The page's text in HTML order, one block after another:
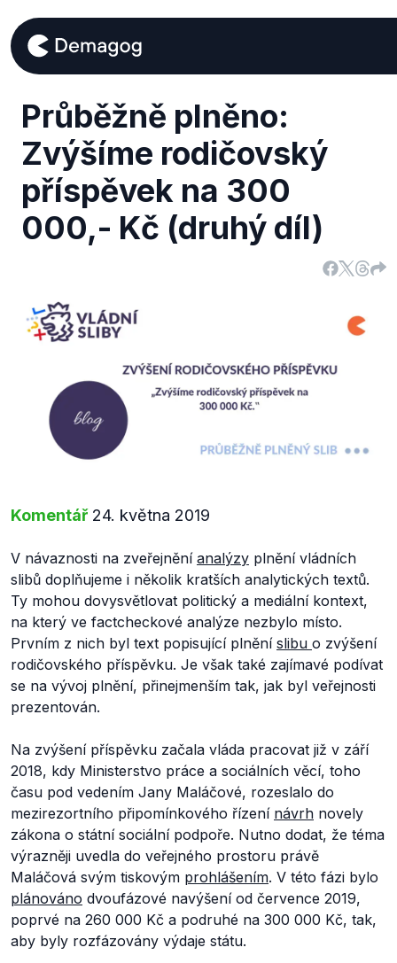
Průběžně plněno:
Zvýšíme rodičovský
příspěvek na 300
000,- Kč (druhý díl)
Komentář 24. května 2019
V návaznosti na zveřejnění analýzy plnění vládních
slibů doplňujeme i několik kratších analytických textů.
Ty mohou dovysvětlovat politický a mediální kontext,
na který ve factcheckové analýze nezbylo místo.
Prvním z nich byl text popisující plnění slibu o zvýšení
rodičovského příspěvku. Je však také zajímavé podívat
se na vývoj plnění, přinejmenším tak, jak byl veřejnosti
prezentován.
Na zvýšení příspěvku začala vláda pracovat již v září
2018, kdy Ministerstvo práce a sociálních věcí, toho
času pod vedením Jany Maláčové, rozeslalo do
mezirezortního připomínkového řízení návrh novely
zákona o státní sociální podpoře. Nutno dodat, že téma
výrazněji uvedla do veřejného prostoru právě
Maláčová svým tiskovým prohlášením. V této fázi bylo
plánováno dvoufázové navýšení od července 2019,
poprvé na 260 000 Kč a podruhé na 300 000 Kč, tak,
aby byly rozfázovány výdaje státu.